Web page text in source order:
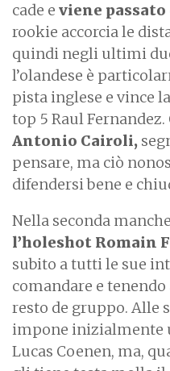
cade e viene passato
rookie accorcia le
quindi negli ultimi
l’olandese è
pista inglese e vince
top 5 Raul
Antonio Cairoli,
pensare, ma ciò
difendersi bene e
Nella seconda manche
l’holeshot Romain
subito a tutti le sue
comandare e
resto de gruppo. Alle
impone inizialmente
Lucas Coenen, ma,